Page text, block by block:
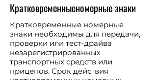
Кратковременныеномерные знаки
Кратковременные номерные
знаки необходимы для передачи,
проверки или тест-драйва
незарегистрированных
транспортных средств или
прицепов. Срок действия